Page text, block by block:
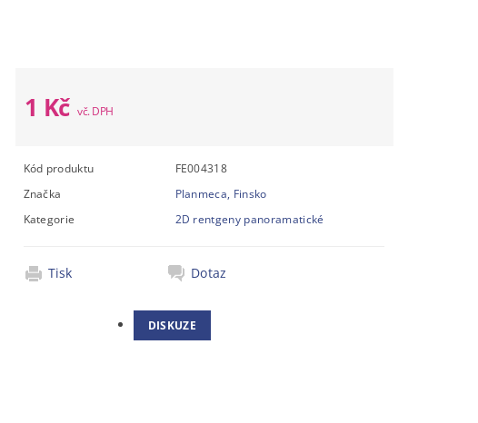
1 Kč
Kód produktu
FE004318
Značka
Planmeca, Finsko
Kategorie
2D rentgeny panoramatické
Tisk Dotaz
DISKUZE